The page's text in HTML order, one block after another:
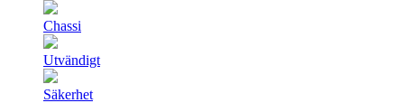
Chassi
Utvändigt
Säkerhet